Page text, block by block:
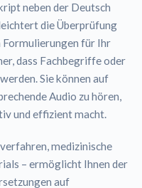
neben der Deutsch
die Überprüfung
Formulierungen für Ihr
dass Fachbegriffe oder
Sie können auf
Audio zu hören,
und effizient macht.
medizinische
– ermöglicht Ihnen der
auf